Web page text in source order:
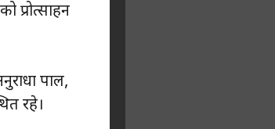
प्रोत्साहन
पाल,
रहे।